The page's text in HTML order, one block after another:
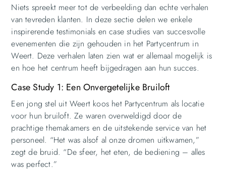
Niets spreekt meer tot de verbeelding dan echte verhalen
van tevreden klanten. In deze sectie delen we enkele
inspirerende testimonials en case studies van succesvolle
evenementen die zijn gehouden in het Partycentrum in
Weert. Deze verhalen laten zien wat er allemaal mogelijk is
en hoe het centrum heeft bijgedragen aan hun succes.
Case Study 1: Een Onvergetelijke Bruiloft
Een jong stel uit Weert koos het Partycentrum als locatie
voor hun bruiloft. Ze waren overweldigd door de
prachtige themakamers en de uitstekende service van het
personeel. “Het was alsof al onze dromen uitkwamen,”
zegt de bruid. “De sfeer, het eten, de bediening – alles
was perfect.”